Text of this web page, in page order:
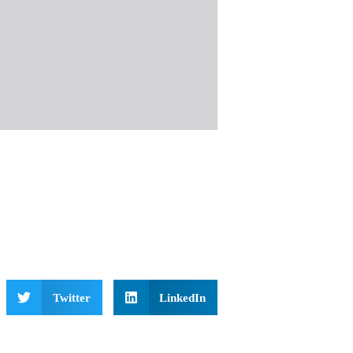
Twitter LinkedIn